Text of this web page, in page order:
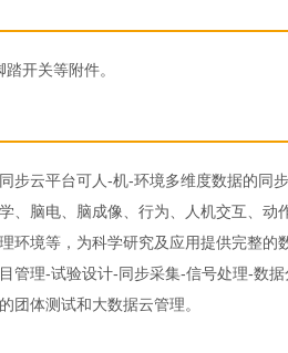
开关等附件。
步云平台可人-机-环境多维度数据的同
、脑电、脑成像、行为、人机交互、动
环境等，为科学研究及应用提供完整的
管理-试验设计-同步采集-信号处理-数
团体测试和大数据云管理。